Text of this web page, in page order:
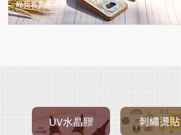
點我看更多
UV水晶膠 刺繡燙貼